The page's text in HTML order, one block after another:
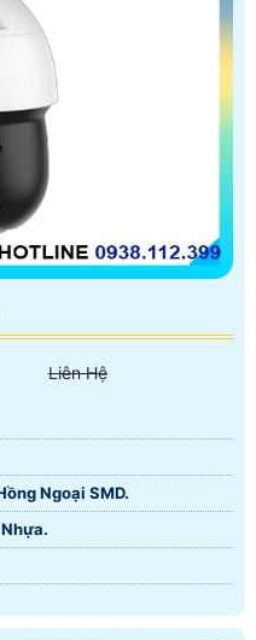
Liên Hệ
Ngoại SMD.